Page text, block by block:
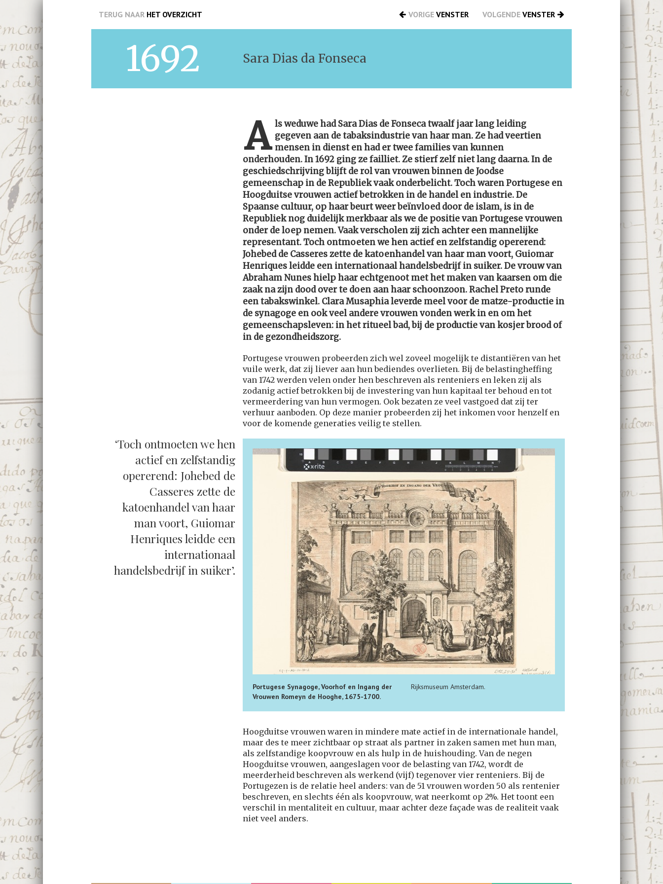
TERUG NAARHET OVERZICHT VORIGEVENSTER VOLGENDEVENSTER
1692 Sara Dias da Fonseca
A ls weduwe had Sara Dias de Fonseca twaalf jaar lang leiding
gegeven aan de tabaksindustrie van haar man. Ze had veertien
mensen in dienst en had er twee families van kunnen
onderhouden. In 1692 ging ze failliet. Ze stierf zelf niet lang daarna. In de
geschiedschrijving blijft de rol van vrouwen binnen de Joodse
gemeenschap in de Republiek vaak onderbelicht. Toch waren Portugese en
Hoogduitse vrouwen actief betrokken in de handel en industrie. De
Spaanse cultuur, op haar beurt weer beïnvloed door de islam, is in de
Republiek nog duidelijk merkbaar als we de positie van Portugese vrouwen
onder de loep nemen. Vaak verscholen zij zich achter een mannelijke
representant. Toch ontmoeten we hen actief en zelfstandig opererend:
Johebed de Casseres zette de katoenhandel van haar man voort, Guiomar
Henriques leidde een internationaal handelsbedrijf in suiker. De vrouw van
Abraham Nunes hielp haar echtgenoot met het maken van kaarsen om die
zaak na zijn dood over te doen aan haar schoonzoon. Rachel Preto runde
een tabakswinkel. Clara Musaphia leverde meel voor de matze-productie in
de synagoge en ook veel andere vrouwen vonden werk in en om het
gemeenschapsleven: in het ritueel bad, bij de productie van kosjer brood of
in de gezondheidszorg.
Portugese vrouwen probeerden zich wel zoveel mogelijk te distantiëren van het
vuile werk, dat zij liever aan hun bediendes overlieten. Bij de belastingheffing
van 1742 werden velen onder hen beschreven als renteniers en leken zij als
zodanig actief betrokken bij de investering van hun kapitaal ter behoud en tot
vermeerdering van hun vermogen. Ook bezaten ze veel vastgoed dat zij ter
verhuur aanboden. Op deze manier probeerden zij het inkomen voor henzelf en
voor de komende generaties veilig te stellen.
Portugese Synagoge, Voorhof en Ingang der
Vrouwen Romeyn de Hooghe, 1675-1700.
Rijksmuseum Amsterdam.
Hoogduitse vrouwen waren in mindere mate actief in de internationale handel,
maar des te meer zichtbaar op straat als partner in zaken samen met hun man,
als zelfstandige koopvrouw en als hulp in de huishouding. Van de negen
Hoogduitse vrouwen, aangeslagen voor de belasting van 1742, wordt de
meerderheid beschreven als werkend (vijf) tegenover vier renteniers. Bij de
Portugezen is de relatie heel anders: van de 51 vrouwen worden 50 als rentenier
beschreven, en slechts één als koopvrouw, wat neerkomt op 2%. Het toont een
verschil in mentaliteit en cultuur, maar achter deze façade was de realiteit vaak
niet veel anders.
‘Toch ontmoeten we hen
actief en zelfstandig
opererend: Johebed de
Casseres zette de
katoenhandel van haar
man voort, Guiomar
Henriques leidde een
internationaal
handelsbedrijf in suiker’.